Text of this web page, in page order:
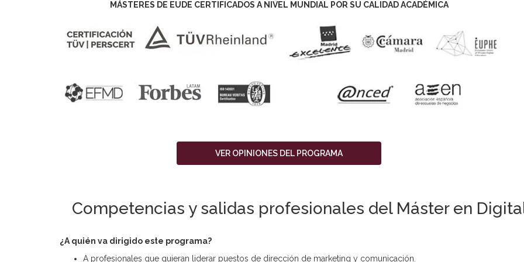
MÁSTERES DE EUDE CERTIFICADOS A NIVEL MUNDIAL POR SU CALIDAD ACADÉMICA
VER OPINIONES DEL PROGRAMA
Competencias y salidas profesionales del Máster en
¿A quién va dirigido este programa?
A profesionales que quieran liderar puestos de dirección de marketing y comunicación.